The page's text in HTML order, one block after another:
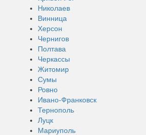
Николаев
Винница
Херсон
Чернигов
Полтава
Черкассы
Житомир
Сумы
Ровно
Ивано-Франковск
Тернополь
Луцк
Мариуполь